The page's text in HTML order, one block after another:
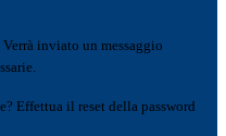
Verrà inviato un messaggio
Effettua il reset della password